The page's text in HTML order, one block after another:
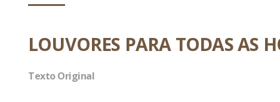
LOUVORES PARA TODAS AS
Texto Original